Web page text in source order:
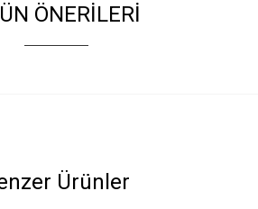
ÖNERİLERİ
Ürünler